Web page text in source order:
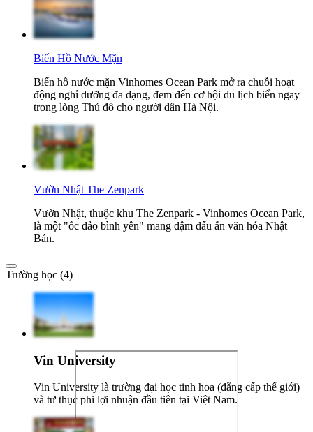
Biển Hồ Nước Mặn
Biển hồ nước mặn Vinhomes Ocean Park mở ra chuỗi hoạt
động nghỉ dưỡng đa dạng, đem đến cơ hội du lịch biển ngay
trong lòng Thủ đô cho người dân Hà Nội.
Vườn Nhật The Zenpark
Vườn Nhật, thuộc khu The Zenpark - Vinhomes Ocean Park,
là một "ốc đảo bình yên" mang đậm dấu ấn văn hóa Nhật
Bản.
Trường học (4)
Vin University
Vin University là trường đại học tinh hoa (đẳng cấp thế giới)
và tư thục phi lợi nhuận đầu tiên tại Việt Nam.